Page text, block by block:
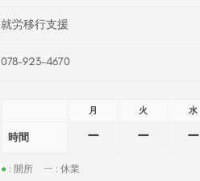
就労移行支援
078-923-4670
月 火 水
時間 ー ー ー
● : 開所 ー : 休業